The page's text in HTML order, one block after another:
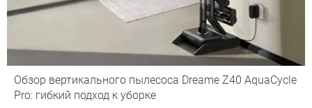
Обзор вертикального пылесоса Dreame Z40 AquaCycle
Pro: гибкий подход к уборке